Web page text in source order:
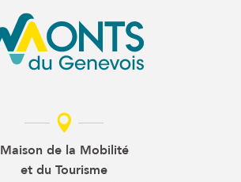
Maison de la Mobilité
et du Tourisme